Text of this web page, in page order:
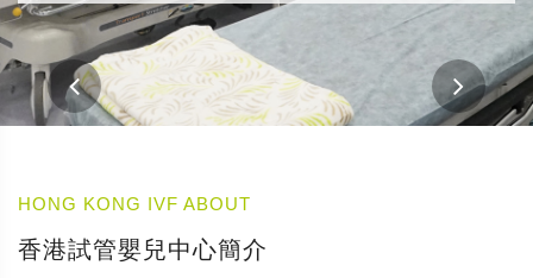
HONG KONG IVF ABOUT
香港試管嬰兒中心簡介